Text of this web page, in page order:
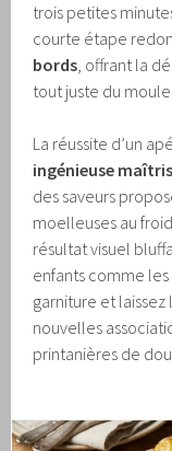
trois petites
courte étape
bords, offrant la
tout juste du moule.
La réussite d’un
ingénieuse
des saveurs
moelleuses au
résultat visuel
enfants comme
garniture et
nouvelles
printanières de